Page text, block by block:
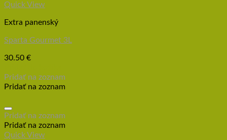
Quick View
Extra panenský
Sparta Gourmet 3L
30.50 €
Pridať na zoznam
Pridať na zoznam
Pridať na zoznam
Pridať na zoznam
Quick View